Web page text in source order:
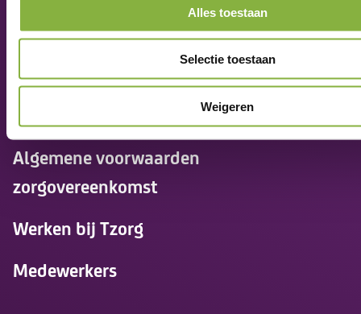
Alles toestaan
Selectie toestaan
Weigeren
Contact
Veelgestelde vragen
Algemene voorwaarden
zorgovereenkomst
Werken bij Tzorg
Medewerkers